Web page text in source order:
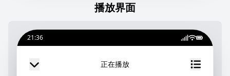
播放界面
21:36
正在播放